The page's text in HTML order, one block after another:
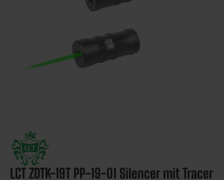
LCT ZDTK-19T PP-19-01 Silencer mit Tracer